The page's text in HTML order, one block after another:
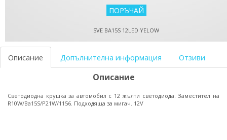
SVE BA15S 12LED YELOW
Описание Допълнителна информация Отзиви
Описание
Светодиодна крушка за автомобил с 12 жълти светодиода. Заместител на
R10W/Ba15S/P21W/1156. Подходяща за мигач. 12V